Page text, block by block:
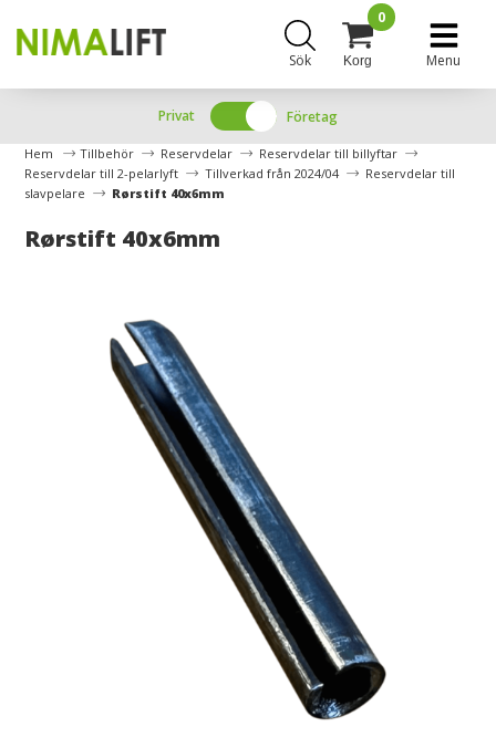
Sök Korg
0
Menu
Privat Företag
Hem Tillbehör Reservdelar
Reservdelar till billyftar
Reservdelar till 2-pelarlyft
Tillverkad från 2024/04
Reservdelar till
slavpelare
Rørstift 40x6mm
Rørstift 40x6mm